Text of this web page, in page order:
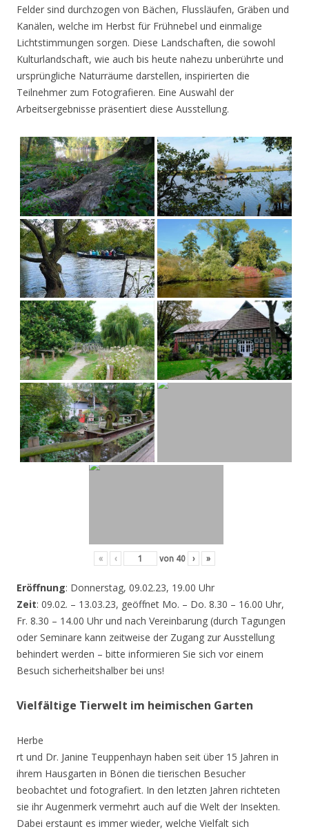
Felder sind durchzogen von Bächen, Flussläufen, Gräben und
Kanälen, welche im Herbst für Frühnebel und einmalige
Lichtstimmungen sorgen. Diese Landschaften, die sowohl
Kulturlandschaft, wie auch bis heute nahezu unberührte und
ursprüngliche Naturräume darstellen, inspirierten die
Teilnehmer zum Fotografieren. Eine Auswahl der
Arbeitsergebnisse präsentiert diese Ausstellung.
« ‹ von 40 › »
Eröffnung: Donnerstag, 09.02.23, 19.00 Uhr
Zeit: 09.02. – 13.03.23, geöffnet Mo. – Do. 8.30 – 16.00 Uhr,
Fr. 8.30 – 14.00 Uhr und nach Vereinbarung (durch Tagungen
oder Seminare kann zeitweise der Zugang zur Ausstellung
behindert werden – bitte informieren Sie sich vor einem
Besuch sicherheitshalber bei uns!
Vielfältige Tierwelt im heimischen Garten
Herbe
rt und Dr. Janine Teuppenhayn haben seit über 15 Jahren in
ihrem Hausgarten in Bönen die tierischen Besucher
beobachtet und fotografiert. In den letzten Jahren richteten
sie ihr Augenmerk vermehrt auch auf die Welt der Insekten.
Dabei erstaunt es immer wieder, welche Vielfalt sich